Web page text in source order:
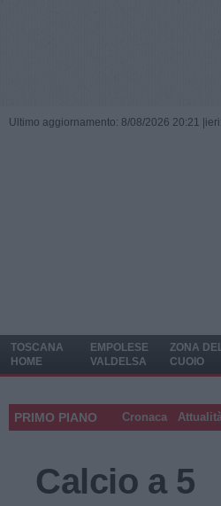
Ultimo aggiornamento: 8/08/2026 20:21 |
TOSCANA
HOME
EMPOLESE
VALDELSA
ZONA
CUOIO
PRIMO PIANO Cronaca
Calcio a 5